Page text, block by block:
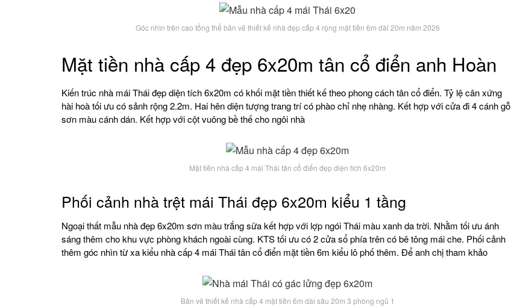
Góc nhìn trên cao tổng thể bản vẽ thiết kế nhà đẹp cấp 4 rộng mặt tiền 6m dài 20m năm 2026
Mặt tiền nhà cấp 4 đẹp 6x20m tân cổ điển anh Hoàn
Kiến trúc nhà mái Thái đẹp diện tích 6x20m có khối mặt tiền thiết kế theo phong cách tân cổ điển. Tỷ lệ cân xứng
hài hoà tối ưu có sảnh rộng 2.2m. Hai hên diện tượng trang trí có phào chỉ nhẹ nhàng. Kết hợp với cửa đi 4 cánh gỗ
sơn màu cánh dán. Kết hợp với cột vuông bề thế cho ngôi nhà
Mặt tiền nhà cấp 4 mái Thái tân cổ điển đẹp diện tích 6x20m
Phối cảnh nhà trệt mái Thái đẹp 6x20m kiểu 1 tầng
Ngoại thất mẫu nhà đẹp 6x20m sơn màu trắng sữa kết hợp với lợp ngói Thái màu xanh da trời. Nhằm tối ưu ánh
sáng thêm cho khu vực phòng khách ngoài cùng. KTS tối ưu có 2 cửa sổ phía trên có bê tông mái che. Phối cảnh
thêm góc nhìn từ xa kiểu nhà cấp 4 mái Thái tân cổ điển mặt tiền 6m kiểu lô phố thêm. Để anh chị tham khảo
Bản vẽ thiết kế nhà cấp 4 mặt tiền 6m dài sâu 20m 3 phòng ngủ 1